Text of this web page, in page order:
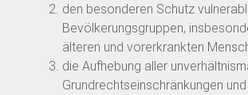
den besonderen Schutz
Bevölkerungsgruppen,
älteren und vorerkrankten
die Aufhebung aller
Grundrechtseinschränkungen und